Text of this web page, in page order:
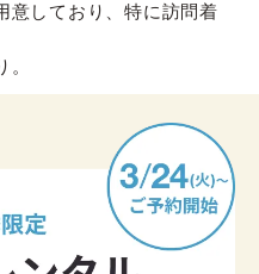
意しており、特に訪問着